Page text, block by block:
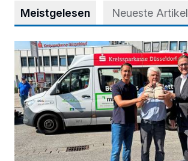
Meistgelesen Neueste Artikel
Starthilfe für den BürgerBus